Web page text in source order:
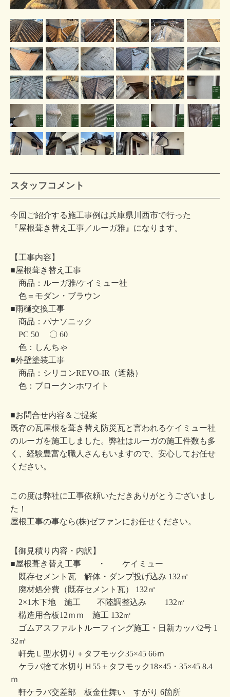
スタッフコメント
今回ご紹介する施工事例は兵庫県川西市で行った
『屋根葺き替え工事／ルーガ雅』になります。
【工事内容】
■屋根葺き替え工事
商品：ルーガ雅/ケイミュー社
色＝モダン・ブラウン
■雨樋交換工事
商品：パナソニック
PC 50 〇 60
色：しんちゃ
■外壁塗装工事
商品：シリコンREVO-IR（遮熱）
色：ブロークンホワイト
■お問合せ内容＆ご提案
既存の瓦屋根を葺き替え防災瓦と言われるケイミュー社
のルーガを施工しました。弊社はルーガの施工件数も多
く、経験豊富な職人さんもいますので、安心してお任せ
ください。
この度は弊社に工事依頼いただきありがとうございまし
た！
屋根工事の事なら(株)ゼファンにお任せください。
【御見積り内容・内訳】
■屋根葺き替え工事 ・ ケイミュー
既存セメント瓦 解体・ダンプ投げ込み 132㎡
廃材処分費（既存セメント瓦） 132㎡
2×1木下地 施工 不陸調整込み 132㎡
構造用合板12ｍｍ 施工 132㎡
ゴムアスファルトルーフィング施工・日新カッパ2号 1
32㎡
軒先Ｌ型水切り＋タフモック35×45 66ｍ
ケラバ捨て水切りＨ55＋タフモック18×45・35×45 8.4
ｍ
軒ケラバ交差部 板金仕舞い すがり 6箇所